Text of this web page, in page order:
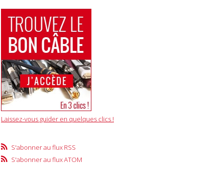
Laissez-vous guider en quelques clics !
S'abonner au flux RSS
S'abonner au flux ATOM